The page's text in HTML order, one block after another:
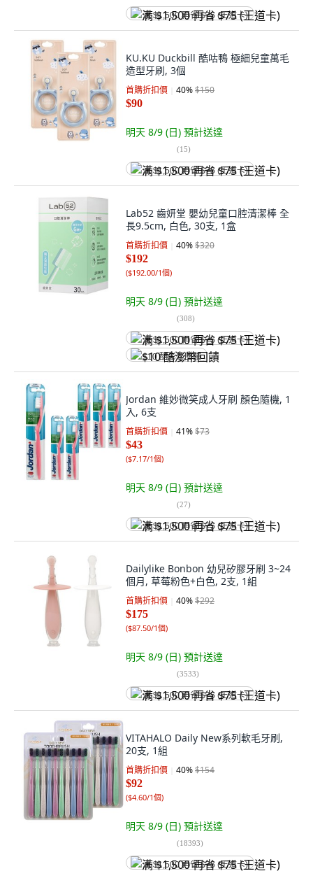
满 $1,500 再省 $75 (王道卡)
KU.KU Duckbill 酷咕鴨 極細兒童萬毛
造型牙刷, 3個
首購折扣價 40%$150
$90
明天 8/9 (日) 預計送達
(15)
满 $1,500 再省 $75 (王道卡)
Lab52 齒妍堂 嬰幼兒童口腔清潔棒 全
長9.5cm, 白色, 30支, 1盒
首購折扣價 40%$320
$192
($192.00/1個)
明天 8/9 (日) 預計送達
(308)
满 $1,500 再省 $75 (王道卡)
$10 酷澎幣回饋
Jordan 維妙微笑成人牙刷 顏色隨機, 1
入, 6支
首購折扣價 41%$73
$43
($7.17/1個)
明天 8/9 (日) 預計送達
(27)
满 $1,500 再省 $75 (王道卡)
Dailylike Bonbon 幼兒矽膠牙刷 3~24
個月, 草莓粉色+白色, 2支, 1組
首購折扣價 40%$292
$175
($87.50/1個)
明天 8/9 (日) 預計送達
(3533)
满 $1,500 再省 $75 (王道卡)
VITAHALO Daily New系列軟毛牙刷,
20支, 1組
首購折扣價 40%$154
$92
($4.60/1個)
明天 8/9 (日) 預計送達
(18393)
满 $1,500 再省 $75 (王道卡)